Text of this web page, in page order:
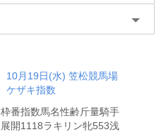
10月19日(水) 笠松競馬場
ケザキ指数
枠番指数馬名性齢斤量騎手
展開1118ラキリン牝553浅